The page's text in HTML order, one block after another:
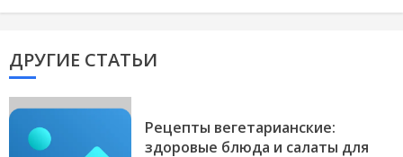
ДРУГИЕ СТАТЬИ
Рецепты вегетарианские:
здоровые блюда и салаты для